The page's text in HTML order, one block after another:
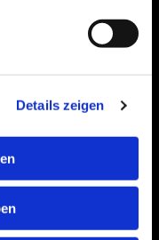
Details zeigen
Cookies,